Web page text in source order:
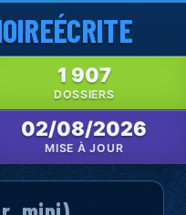
ÉCRITE
1 907
DOSSIERS
02/08/2026
MISE À JOUR